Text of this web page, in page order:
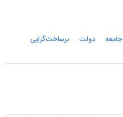
جامعه دولت
برساخت‌گرایی